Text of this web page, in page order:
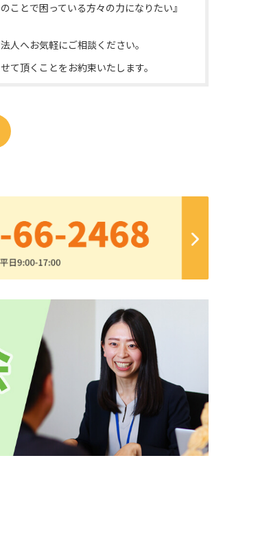
ことで困っている方々の力になりたい』
人へお気軽にご相談ください。
て頂くことをお約束いたします。